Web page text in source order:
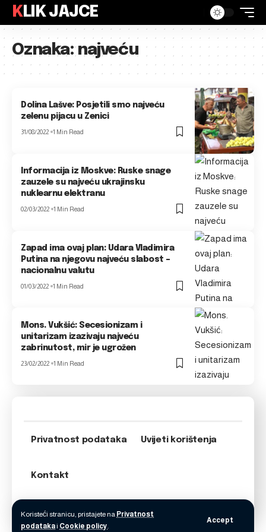
Koristeći stranicu, pristajete na Privatnost
podatakai Cookie policy.
Accept
KLIK JAJCE
Oznaka:najveću
Dolina Lašve: Posjetili smo najveću
zelenu pijacu u Zenici
31/08/2022 1 Min Read
Informacija iz Moskve: Ruske snage
zauzele su najveću ukrajinsku
nuklearnu elektranu
02/03/2022 1 Min Read
Zapad ima ovaj plan: Udara Vladimira
Putina na njegovu najveću slabost –
nacionalnu valutu
01/03/2022 1 Min Read
Mons. Vukšić: Secesionizam i
unitarizam izazivaju najveću
zabrinutost, mir je ugrožen
23/02/2022 1 Min Read
Privatnost podataka Uvijeti korištenja
Kontakt